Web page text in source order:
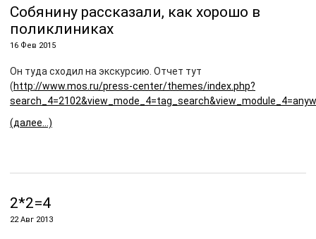
Собянину рассказали, как хорошо в
поликлиниках
16 Фев 2015
Он туда сходил на экскурсию. Отчет тут
(http://www.mos.ru/press-center/themes/index.php?
(далее…)
2*2=4
22 Авг 2013